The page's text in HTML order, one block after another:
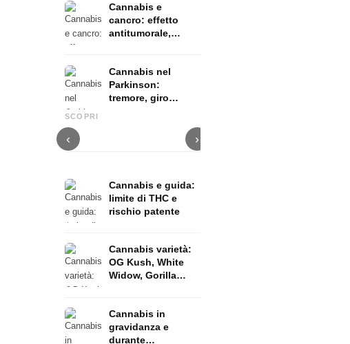
Cannabis e
cancro: effetto
antitumorale,
Cannabis nel
Parkinson:
tremore, giro
SCOPRI
‹
Cannabis e ADHD: dopamina,
automedicazione e ciò che
›
Cannabis e guida:
limite di THC e
rischio patente
Cannabis varietà:
OG Kush, White
Widow, Gorilla
Cannabis in
gravidanza e
durante